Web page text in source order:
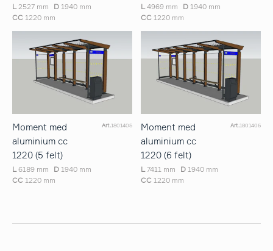
L 2527 mm D 1940 mm
CC 1220 mm
L 4969 mm D 1940 mm
CC 1220 mm
Moment med
aluminium cc
1220 (5 felt)
Art.1801405
L 6189 mm D 1940 mm
CC 1220 mm
Moment med
aluminium cc
1220 (6 felt)
Art.1801406
L 7411 mm D 1940 mm
CC 1220 mm